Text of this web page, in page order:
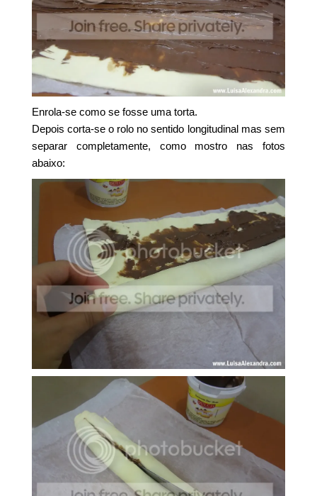
Enrola-se como se fosse uma torta.
Depois corta-se o rolo no sentido longitudinal mas sem
separar completamente, como mostro nas fotos
abaixo: